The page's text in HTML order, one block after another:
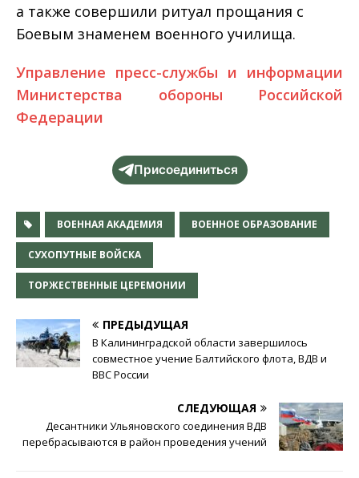
а также совершили ритуал прощания с
Боевым знаменем военного училища.
Управление пресс-службы и информации
Министерства обороны Российской
Федерации
Присоединиться
ВОЕННАЯ АКАДЕМИЯ ВОЕННОЕ ОБРАЗОВАНИЕ
СУХОПУТНЫЕ ВОЙСКА
ТОРЖЕСТВЕННЫЕ ЦЕРЕМОНИИ
ПРЕДЫДУЩАЯ
В Калининградской области завершилось
совместное учение Балтийского флота, ВДВ и
ВВС России
СЛЕДУЮЩАЯ
Десантники Ульяновского соединения ВДВ
перебрасываются в район проведения учений